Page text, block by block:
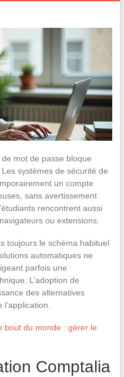
mot de passe bloque
systèmes de sécurité de
un compte
sans avertissement
rencontrent aussi
ou extensions.
toujours le schéma habituel
automatiques ne
parfois une
L’adoption de
des alternatives
bout du monde : gérer le
Comptalia